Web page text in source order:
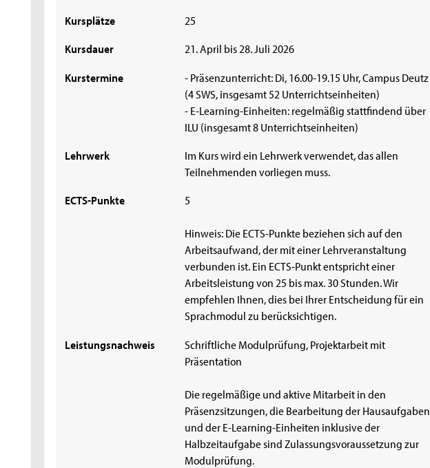
Kursplätze
25
Kursdauer
21. April bis 28. Juli 2026
Kurstermine
- Präsenzunterricht: Di, 16.00-19.15 Uhr, Campus Deutz
(4 SWS, insgesamt 52 Unterrichtseinheiten)
- E-Learning-Einheiten: regelmäßig stattfindend über
ILU (insgesamt 8 Unterrichtseinheiten)
Lehrwerk
Im Kurs wird ein Lehrwerk verwendet, das allen
Teilnehmenden vorliegen muss.
ECTS-Punkte
5
Hinweis: Die ECTS-Punkte beziehen sich auf den
Arbeitsaufwand, der mit einer Lehrveranstaltung
verbunden ist. Ein ECTS-Punkt entspricht einer
Arbeitsleistung von 25 bis max. 30 Stunden. Wir
empfehlen Ihnen, dies bei Ihrer Entscheidung für ein
Sprachmodul zu berücksichtigen.
Leistungsnachweis
Schriftliche Modulprüfung, Projektarbeit mit
Präsentation
Die regelmäßige und aktive Mitarbeit in den
Präsenzsitzungen, die Bearbeitung der Hausaufgaben
und der E-Learning-Einheiten inklusive der
Halbzeitaufgabe sind Zulassungsvoraussetzung zur
Modulprüfung.